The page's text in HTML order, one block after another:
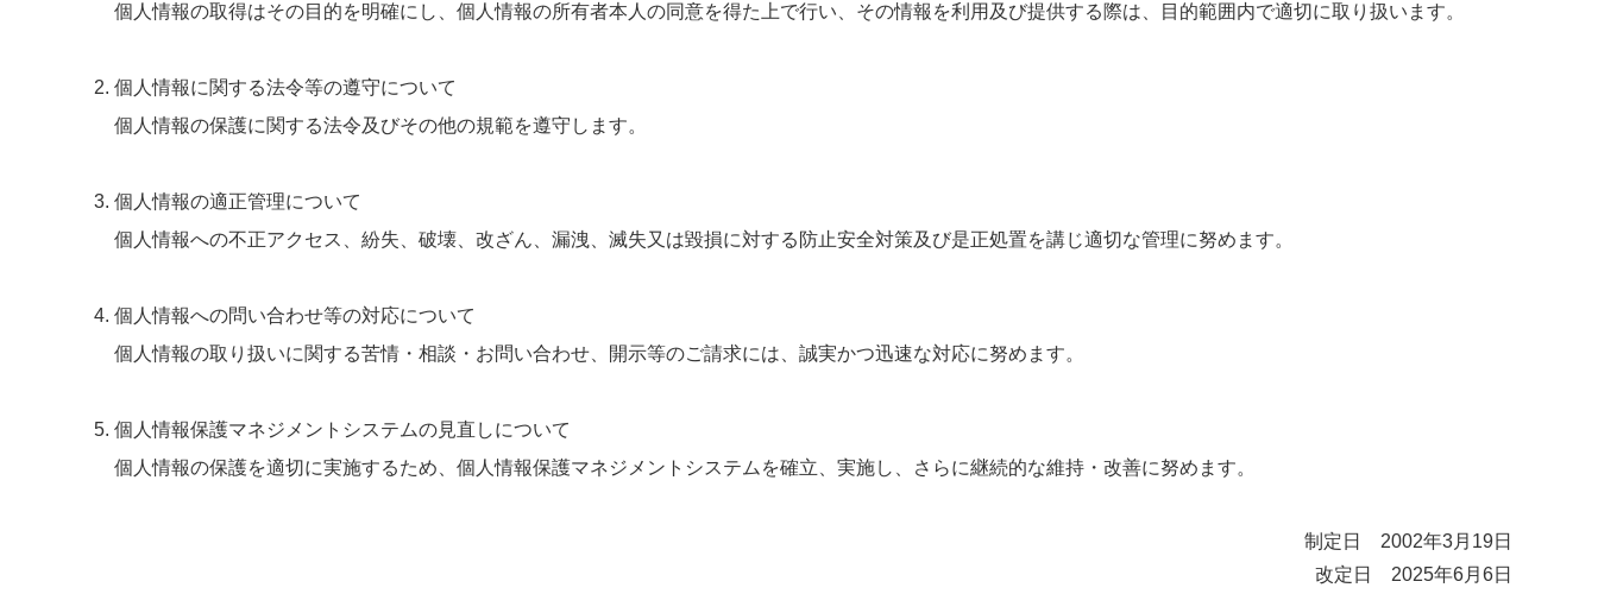
個人情報の取得はその目的を明確にし、個人情報の所有者本人の同意を得た上で行い、その情報を利用及び提供する際は、目的範囲内で適切に取り扱います。
個人情報に関する法令等の遵守について
個人情報の保護に関する法令及びその他の規範を遵守します。
個人情報の適正管理について
個人情報への不正アクセス、紛失、破壊、改ざん、漏洩、滅失又は毀損に対する防止安全対策及び是正処置を講じ適切な管理に努めます。
個人情報への問い合わせ等の対応について
個人情報の取り扱いに関する苦情・相談・お問い合わせ、開示等のご請求には、誠実かつ迅速な対応に努めます。
個人情報保護マネジメントシステムの見直しについて
個人情報の保護を適切に実施するため、個人情報保護マネジメントシステムを確立、実施し、さらに継続的な維持・改善に努めます。
制定日 2002年3月19日
改定日 2025年6月6日